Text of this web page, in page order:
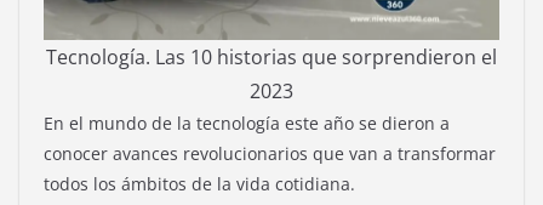
Tecnología. Las 10 historias que sorprendieron el
2023
En el mundo de la tecnología este año se dieron a
conocer avances revolucionarios que van a transformar
todos los ámbitos de la vida cotidiana.